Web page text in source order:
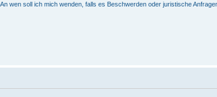
An wen soll ich mich wenden, falls es Beschwerden oder juristische